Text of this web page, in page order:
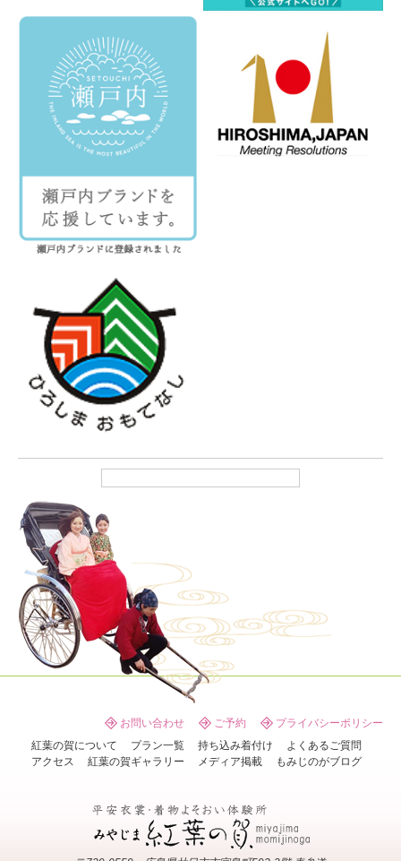
お問い合わせ ご予約
プライバシーポリシー
紅葉の賀について
プラン一覧 持ち込み着付け
よくあるご質問
アクセス
紅葉の賀ギャラリー メディア掲載 もみじのがブログ